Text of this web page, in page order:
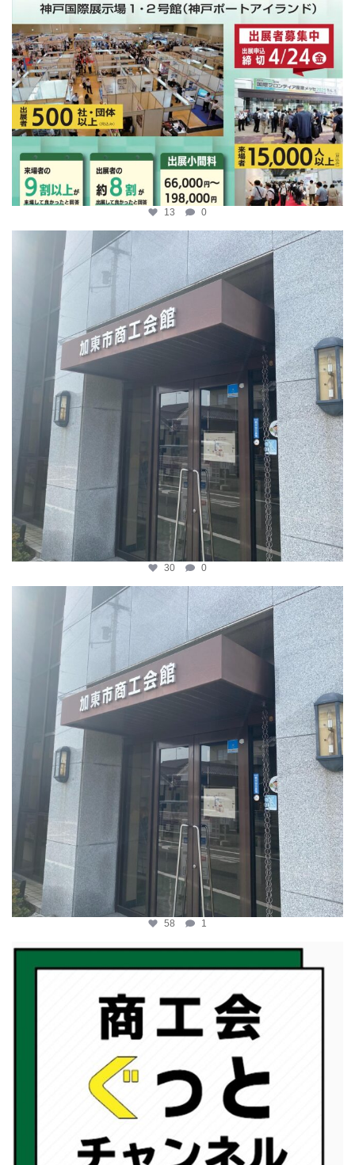
13 0
katosci
4月 9
30 0
katosci
58 1
katosci
2月 19